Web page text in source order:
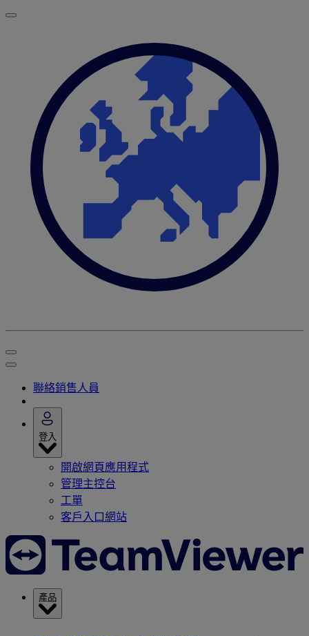
聯絡銷售人員
登入
開啟網頁應用程式
管理主控台
工單
客戶入口網站
產品